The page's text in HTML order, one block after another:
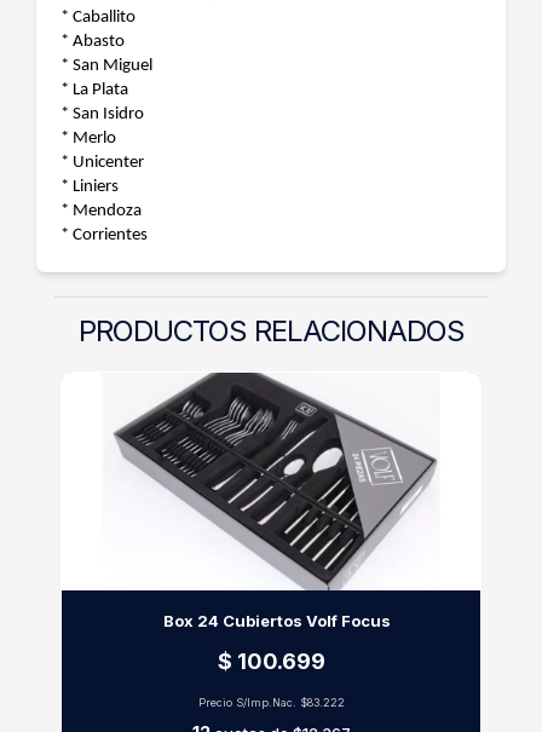
* Caballito
* Abasto
* San Miguel
* La Plata
* San Isidro
* Merlo
* Unicenter
* Liniers
* Mendoza
* Corrientes
PRODUCTOS RELACIONADOS
Box 24 Cubiertos Volf Focus
$ 100.699
Precio S/Imp.Nac. $83.222